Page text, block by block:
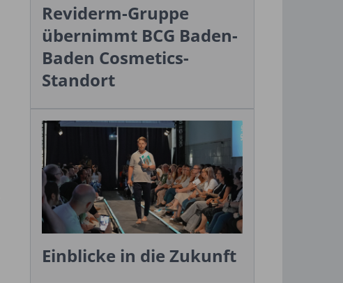
Reviderm-Gruppe
übernimmt BCG Baden-
Baden Cosmetics-
Standort
Einblicke in die Zukunft